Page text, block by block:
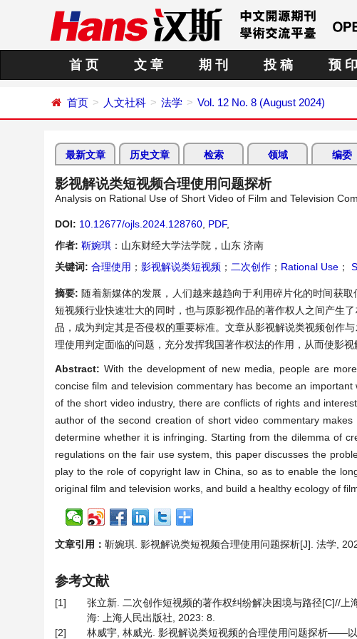
首 页 文 章 期 刊 投 稿 预 印
首页 人文社科 法学 Vol. 12 No. 8 (August 2024)
最新文章 历史文章 检索 领域 编委
影视解说类短视频合理使用问题探析
Analysis on Rational Use of Short Video of Film and Television
DOI: 10.12677/ojls.2024.128760 PDF,
作者: 靳婉琪 ：山东财经大学法学院，山东 济南
关键词: 合理使用 ； 影视解说类短视频 ； 二次创作 ； Rational Use ；
摘要: 随着新媒体的发展，人们越来越趋向于利用碎片化的时间获
短视频行业快速壮大的同时，也与原影视作品的著作权人之间产生
品，成为判定其是否侵权的重要标准。文章从影视解说类视频创作
理使用判定面临的问题，充分发挥我国著作权法的作用，从而使影
Abstract: With the development of new media, people are
concise film and television commentary has become an
of the short video industry, there are conflicts of rights and
author of the second creation of short video commentary
determine whether it is infringing. Starting from the dilemma of
regulations on the fair use system, this paper discusses the
play to the role of copyright law in China, so as to enable the
original film and television works, and build a healthy ecology of
文章引用： 靳婉琪. 影视解说类短视频合理使用问题探析[J]. 法学,
参考文献
[1]
张立新. 二次创作短视频的著作权纠纷解决困境与路径[C]//
海: 上海人民出版社, 2023: 8.
[2]
林威宇, 林威光. 影视解说类短视频的合理使用问题探析——